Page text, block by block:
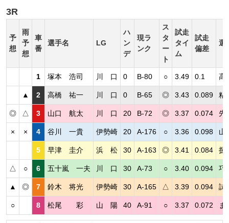
3R
予
想
雨
予
想
車
番
選手名 LG
ハ
ン
デ
現ラ
ンク
ス
タ
ー
ト
試走
タイ
ム
試走
偏差
選
1 塚本 浩司 川 口 0 B-80 ○ 3.49 0.1 高
▲ 2 高橋 祐一 川 口 0 B-65 ◎ 3.43 0.089 粘
◎ △ 3 山口 航太 川 口 20 B-72 ◎ 3.37 0.074 先
× × 4 谷川 一貴 伊勢崎 20 A-176 ○ 3.36 0.098 山
5 早津 圭介 浜 松 30 A-163 ◎ 3.41 0.084 捌
△ ○ 6 五十嵐 一夫 川 口 30 A-73 ○ 3.40 0.094 巧
▲ ◎ 7 鈴木 将光 伊勢崎 30 A-165 △ 3.39 0.094 試
○ 8 松尾 彩 山 陽 40 A-91 ○ 3.37 0.072 ま